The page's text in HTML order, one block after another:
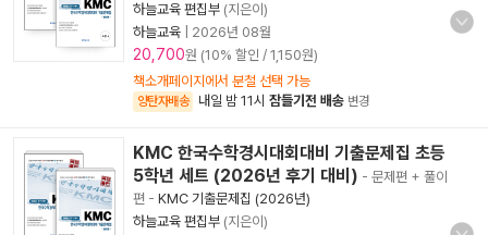
하늘교육 편집부 (지은이)
하늘교육
2026년 08월
20,700원 (10% 할인 / 1,150원)
책소개페이지에서 분철 선택 가능
양탄자배송 내일 밤 11시 잠들기전 배송 변경
KMC 한국수학경시대회대비 기출문제집 초등
5학년 세트 (2026년 후기 대비) - 문제편 + 풀이
편 - KMC 기출문제집 (2026년)
하늘교육 편집부 (지은이)